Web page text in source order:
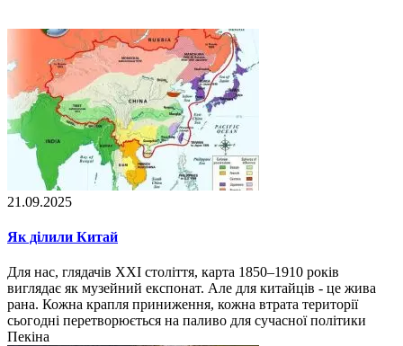
21.09.2025
Як ділили Китай
Для нас, глядачів XXI століття, карта 1850–1910 років
виглядає як музейний експонат. Але для китайців - це жива
рана. Кожна крапля приниження, кожна втрата території
сьогодні перетворюється на паливо для сучасної політики
Пекіна